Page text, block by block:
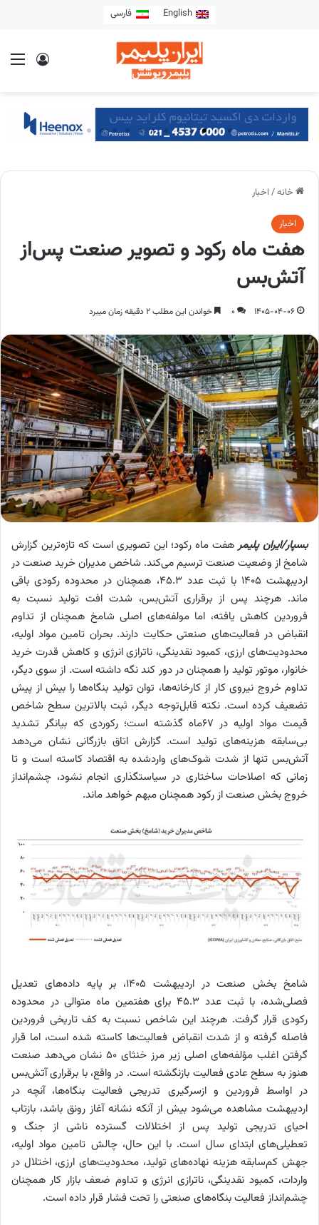
English فارسی
خانه/ اخبار
اخبار
هفت ماه رکود و تصویر صنعت پس‌از
آتش‌بس
1405-04-06
0 خواندن این مطلب 2 دقیقه زمان میبرد
بسپار/ایران پلیمرهفت ماه رکود؛ این تصویری است که تازه‌ترین گزارش
شامخ از وضعیت صنعت ترسیم می‌کند. شاخص مدیران خرید صنعت در
اردیبهشت ۱۴۰۵ با ثبت عدد ۴۵.۳، همچنان در محدوده رکودی باقی
ماند. هرچند پس از برقراری آتش‌بس، شدت افت تولید نسبت به
فروردین کاهش یافته، اما مولفه‌های اصلی شامخ همچنان از تداوم
انقباض در فعالیت‌های صنعتی حکایت دارند. بحران تامین مواد اولیه،
محدودیت‌های ارزی، کمبود نقدینگی، ناترازی انرژی و کاهش قدرت خرید
خانوار، موتور تولید را همچنان در دور کند نگه داشته است. از سوی دیگر،
تداوم خروج نیروی کار از کارخانه‌ها، توان تولید بنگاه‌ها را بیش از پیش
تضعیف کرده است. نکته قابل‌توجه دیگر، ثبت بالاترین سطح شاخص
قیمت مواد اولیه در ۶۷ماه گذشته است؛ رکوردی که بیانگر تشدید
بی‌سابقه هزینه‌های تولید است. گزارش اتاق بازرگانی نشان می‌دهد
آتش‌بس تنها از شدت شوک‌های واردشده به اقتصاد کاسته است و تا
زمانی که اصلاحات ساختاری در سیاستگذاری انجام نشود، چشم‌انداز
خروج بخش صنعت از رکود همچنان مبهم خواهد ماند.
شامخ بخش صنعت در اردیبهشت ۱۴۰۵، بر پایه داده‌های تعدیل
فصلی‌شده، با ثبت عدد ۴۵.۳ برای هفتمین ماه متوالی در محدوده
رکودی قرار گرفت. هرچند این شاخص نسبت به کف تاریخی فروردین
فاصله گرفته و از شدت انقباض فعالیت‌ها کاسته شده است، اما قرار
گرفتن اغلب مؤلفه‌های اصلی زیر مرز خنثای ۵۰ نشان می‌دهد صنعت
هنوز به سطح عادی فعالیت بازنگشته است. در واقع، با برقراری آتش‌بس
در اواسط فروردین و ازسرگیری تدریجی فعالیت بنگاه‌ها، آنچه در
اردیبهشت مشاهده می‌شود بیش از آنکه نشانه آغاز رونق باشد، بازتاب
احیای تدریجی تولید پس از اختلالات گسترده ناشی از جنگ و
تعطیلی‌های ابتدای سال است. با این حال، چالش تامین مواد اولیه،
جهش کم‌سابقه هزینه نهاده‌های تولید، محدودیت‌های ارزی، اختلال در
واردات، کمبود نقدینگی، ناترازی انرژی و تداوم ضعف بازار کار همچنان
چشم‌انداز فعالیت بنگاه‌های صنعتی را تحت فشار قرار داده است.